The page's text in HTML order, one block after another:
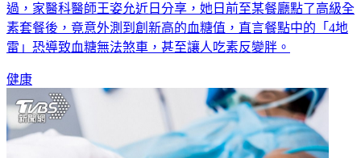
過，家醫科醫師王姿允近日分享，她日前至某餐廳點了高級全
素套餐後，竟意外測到創新高的血糖值，直言餐點中的「4地
雷」恐導致血糖無法煞車，甚至讓人吃素反變胖。
健康